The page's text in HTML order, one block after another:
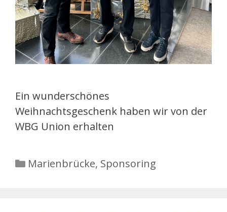
Ein wunderschönes
Weihnachtsgeschenk haben wir von der
WBG Union erhalten
Kategorien
Marienbrücke, Sponsoring